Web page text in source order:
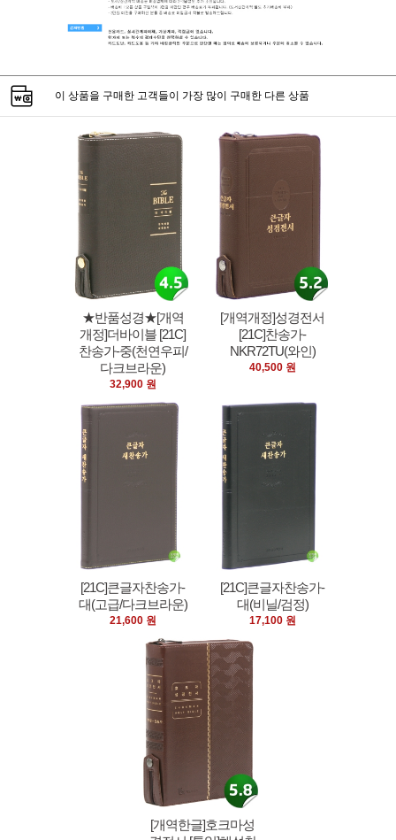
이 상품을 구매한 고객들이 가장 많이 구매한 다른 상품
★반품성경★[개역
개정]더바이블 [21C]
찬송가-중(천연우피/
다크브라운)
32,900 원
[개역개정]성경전서
[21C]찬송가-
NKR72TU(와인)
40,500 원
[21C]큰글자찬송가-
대(고급/다크브라운)
21,600 원
[21C]큰글자찬송가-
대(비닐/검정)
17,100 원
[개역한글]호크마성